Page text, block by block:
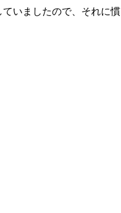
いましたので、それに慣